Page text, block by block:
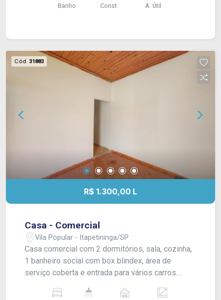
Banho Const. A. Útil
Cód. 31883
R$ 1.300,00 L
Casa - Comercial
Vila Popular - Itapetininga/SP
Casa comercial com 2 dormitórios, sala, cozinha,
1 banheiro social com box blindex, área de
serviço coberta e entrada para vários carros.
até o teto.